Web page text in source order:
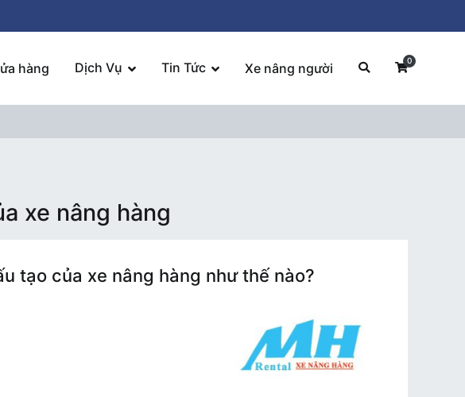
hàng Dịch Vụ Tin Tức Xe nâng người 0
xe nâng hàng
tạo của xe nâng hàng như thế nào?